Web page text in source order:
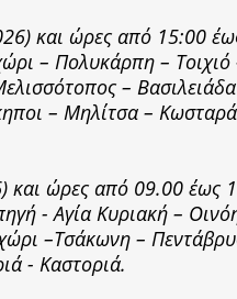
και ώρες από 15:00
– Πολυκάρπη –
–
– Μηλίτσα –
και ώρες από 09.00
- Αγία Κυριακή –
–Τσάκωνη –
- Καστοριά.